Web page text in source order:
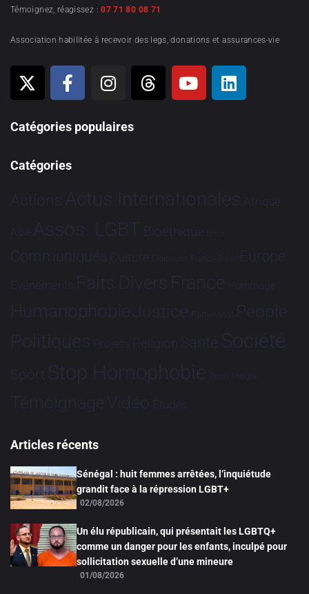
Témoignez, réagissez :07 71 80 08 71
Association habilitée à recevoir des legs, donations et assurances-vie
Catégories populaires
Catégories
Actions Actus Internationales Afrique
Asie Assos. LGBT Bioéthique Brève
Communiqués Culture Dialogues France-Brésil Europe
Evénements Faits Divers France Hommage
HumanophobieJustice Partenariat People
Politiques Projets Religion Santé Société
Sport Stop Homophobie Tech Tribune
TémoignageVidéo Études
Articles récents
Sénégal : huit femmes arrêtées, l’inquiétude
grandit face à la répression LGBT+
02/08/2026
Un élu républicain, qui présentait les LGBTQ+
comme un danger pour les enfants, inculpé pour
sollicitation sexuelle d’une mineure
01/08/2026